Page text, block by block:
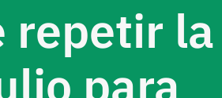
repetir la
para